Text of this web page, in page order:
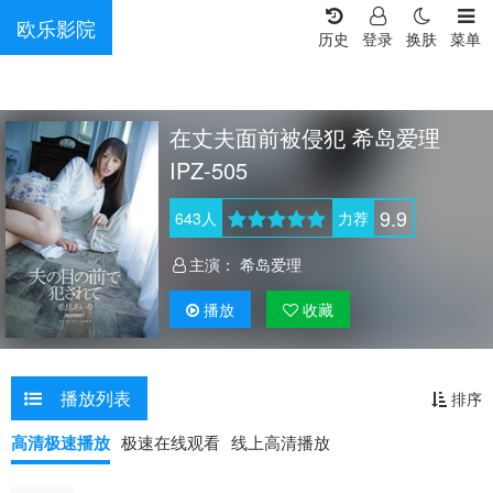
欧乐影院 菜单
换肤
登录
历史
在丈夫面前被侵犯 希岛爱理
IPZ-505
643人 力荐 9.9
主演： 希岛爱理
播放 收藏
播放列表 排序
高清极速播放 极速在线观看 线上高清播放